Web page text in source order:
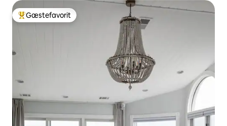
Bedste gæstefavorit
Gæstefavorit